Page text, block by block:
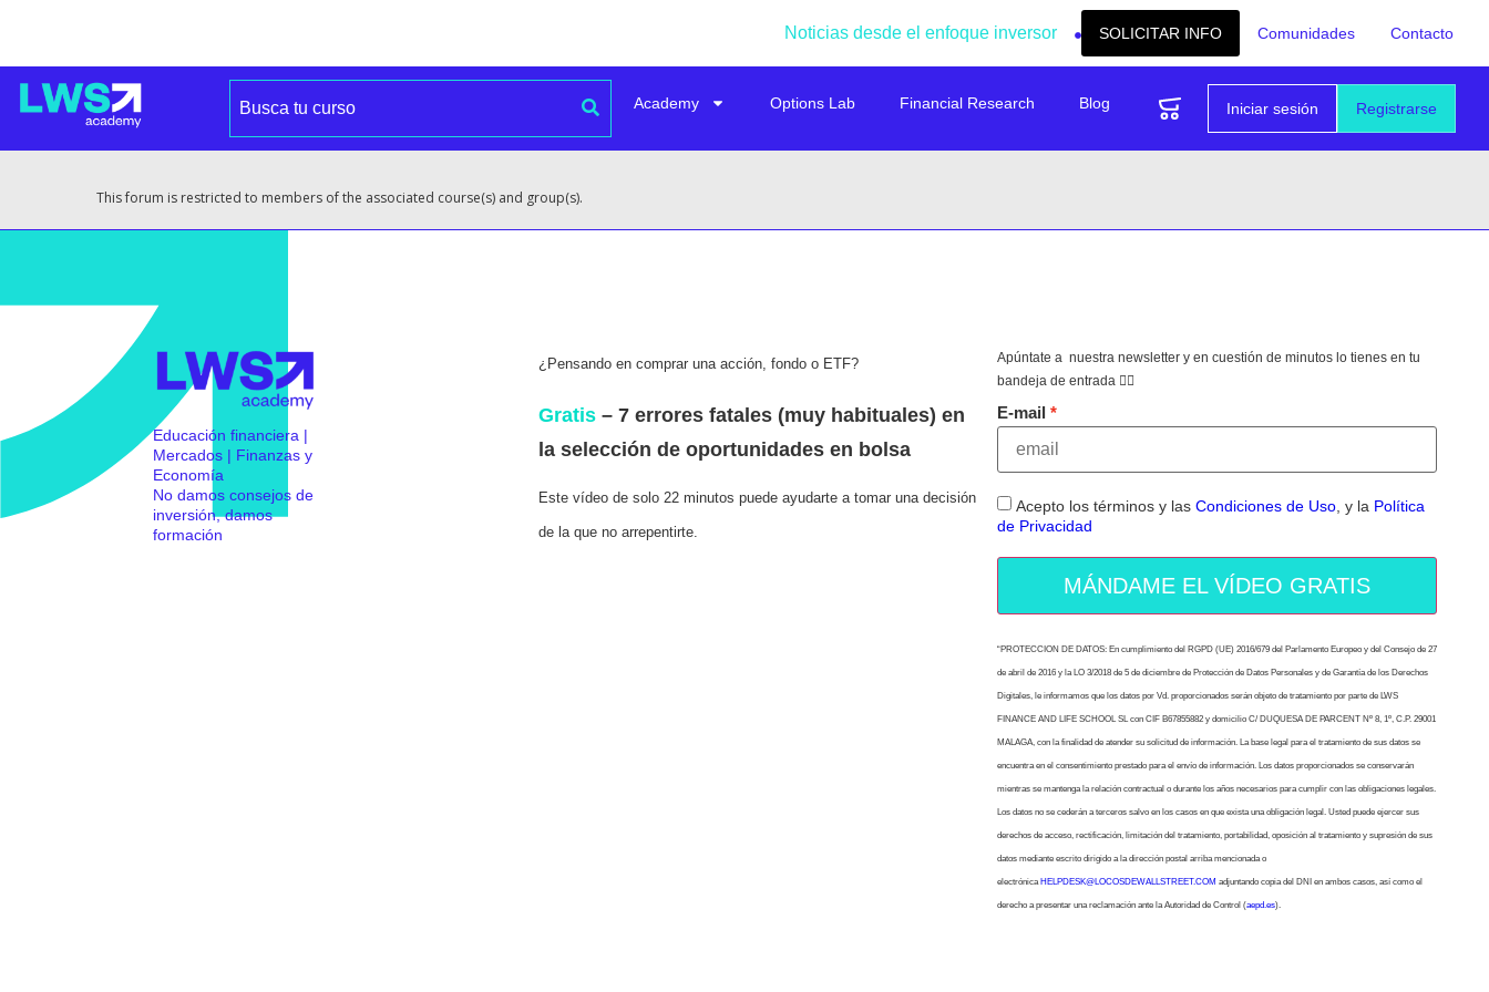
Noticias desde el enfoque inversor SOLICITAR INFO Comunidades Contacto
Registrarse
Iniciar sesión
Academy Options Lab Financial Research Blog
This forum is restricted to members of the associated course(s) and group(s).
Educación financiera |
Mercados | Finanzas y
Economía
No damos consejos de
inversión, damos
formación
¿Pensando en comprar una acción, fondo o ETF?
Gratis– 7 errores fatales (muy habituales) en
la selección de oportunidades en bolsa
Este vídeo de solo 22 minutos puede ayudarte a tomar una decisión
de la que no arrepentirte.
Apúntate a nuestra newsletter y en cuestión de minutos lo tienes en tu
bandeja de entrada 👇🏻
E-mail
Acepto los términos y las Condiciones de Uso, y la Política
de Privacidad
MÁNDAME EL VÍDEO GRATIS
“PROTECCION DE DATOS: En cumplimiento del RGPD (UE) 2016/679 del Parlamento Europeo y del Consejo de 27
de abril de 2016 y la LO 3/2018 de 5 de diciembre de Protección de Datos Personales y de Garantía de los Derechos
Digitales, le informamos que los datos por Vd. proporcionados serán objeto de tratamiento por parte de LWS
FINANCE AND LIFE SCHOOL SL con CIF B67855882 y domicilio C/ DUQUESA DE PARCENT Nº 8, 1º, C.P. 29001
MALAGA, con la finalidad de atender su solicitud de información. La base legal para el tratamiento de sus datos se
encuentra en el consentimiento prestado para el envío de información. Los datos proporcionados se conservarán
mientras se mantenga la relación contractual o durante los años necesarios para cumplir con las obligaciones legales.
Los datos no se cederán a terceros salvo en los casos en que exista una obligación legal. Usted puede ejercer sus
derechos de acceso, rectificación, limitación del tratamiento, portabilidad, oposición al tratamiento y supresión de sus
datos mediante escrito dirigido a la dirección postal arriba mencionada o
electrónica HELPDESK@LOCOSDEWALLSTREET.COM adjuntando copia del DNI en ambos casos, así como el
derecho a presentar una reclamación ante la Autoridad de Control (aepd.es).